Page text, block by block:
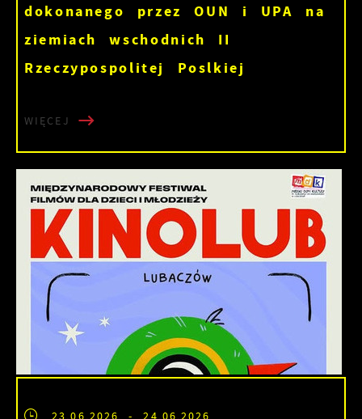
dokonanego przez OUN i UPA na
ziemiach wschodnich II
Rzeczypospolitej Poslkiej
WIĘCEJ
23.06.2026 - 24.06.2026